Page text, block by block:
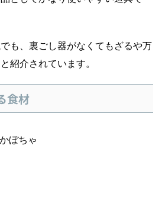
も、裏ごし器がなくてもざるや万
紹介されています。
食材
ぼちゃ